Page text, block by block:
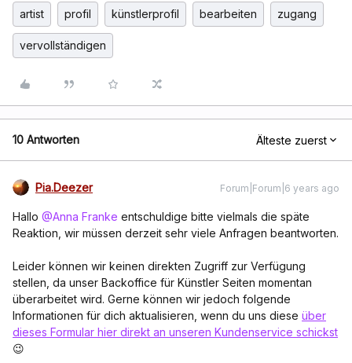
artist profil künstlerprofil bearbeiten zugang
vervollständigen
10 Antworten Älteste zuerst
Pia.Deezer Forum|Forum|6 years ago
Hallo @Anna Franke entschuldige bitte vielmals die späte
Reaktion, wir müssen derzeit sehr viele Anfragen beantworten.
Leider können wir keinen direkten Zugriff zur Verfügung
stellen, da unser Backoffice für Künstler Seiten momentan
überarbeitet wird. Gerne können wir jedoch folgende
Informationen für dich aktualisieren, wenn du uns diese über
dieses Formular hier direkt an unseren Kundenservice schickst
😉